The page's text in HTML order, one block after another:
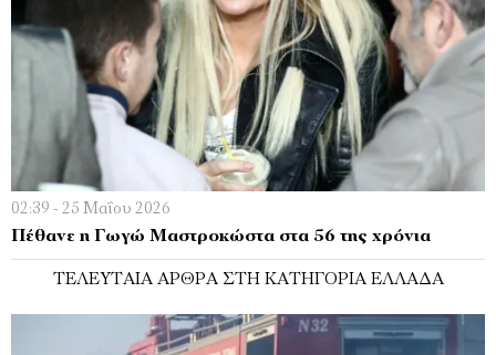
02:39 - 25 Μαΐου 2026
Πέθανε η Γωγώ Μαστροκώστα στα 56 της χρόνια
ΤΕΛΕΥΤΑΊΑ ΆΡΘΡΑ ΣΤΗ ΚΑΤΗΓΟΡΊΑ ΕΛΛΆΔΑ